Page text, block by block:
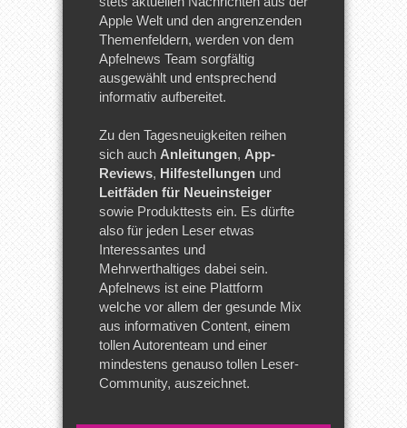
Apple Welt und den angrenzenden
Themenfeldern, werden von dem
Apfelnews Team sorgfältig
ausgewählt und entsprechend
informativ aufbereitet.
Zu den Tagesneuigkeiten reihen
sich auch Anleitungen, App-
Reviews, Hilfestellungen und
Leitfäden für Neueinsteiger
sowie Produkttests ein. Es dürfte
also für jeden Leser etwas
Interessantes und
Mehrwerthaltiges dabei sein.
Apfelnews ist eine Plattform
welche vor allem der gesunde Mix
aus informativen Content, einem
tollen Autorenteam und einer
mindestens genauso tollen Leser-
Community, auszeichnet.